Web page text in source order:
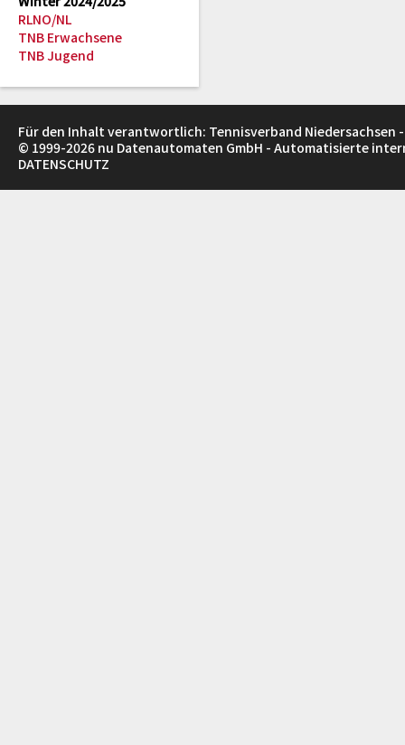
RLNO/NL
TNB Erwachsene
TNB Jugend
Für den Inhalt verantwortlich: Tennisverband Niedersachsen -
© 1999-2026 nu Datenautomaten GmbH - Automatisierte
DATENSCHUTZ